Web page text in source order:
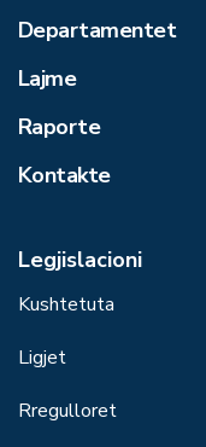
Departamentet
Lajme
Raporte
Kontakte
Legjislacioni
Kushtetuta
Ligjet
Rregulloret